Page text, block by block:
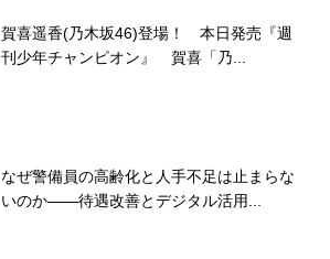
賀喜遥香(乃木坂46)登場！ 本日発売『週
刊少年チャンピオン』 賀喜「乃...
なぜ警備員の高齢化と人手不足は止まらな
いのか――待遇改善とデジタル活用...